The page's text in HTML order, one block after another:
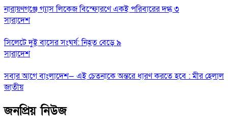
নারায়ণগঞ্জে গ্যাস লিকেজ বিস্ফোরণে একই পরিবারের দগ্ধ ৩
সারাদেশ
সিলেটে দুই বাসের সংঘর্ষ: নিহত বেড়ে ৯
সারাদেশ
সবার আগে বাংলাদেশ— এই চেতনাকে অন্তরে ধারণ করতে হবে : মীর হেলাল
জাতীয়
জনপ্রিয় নিউজ